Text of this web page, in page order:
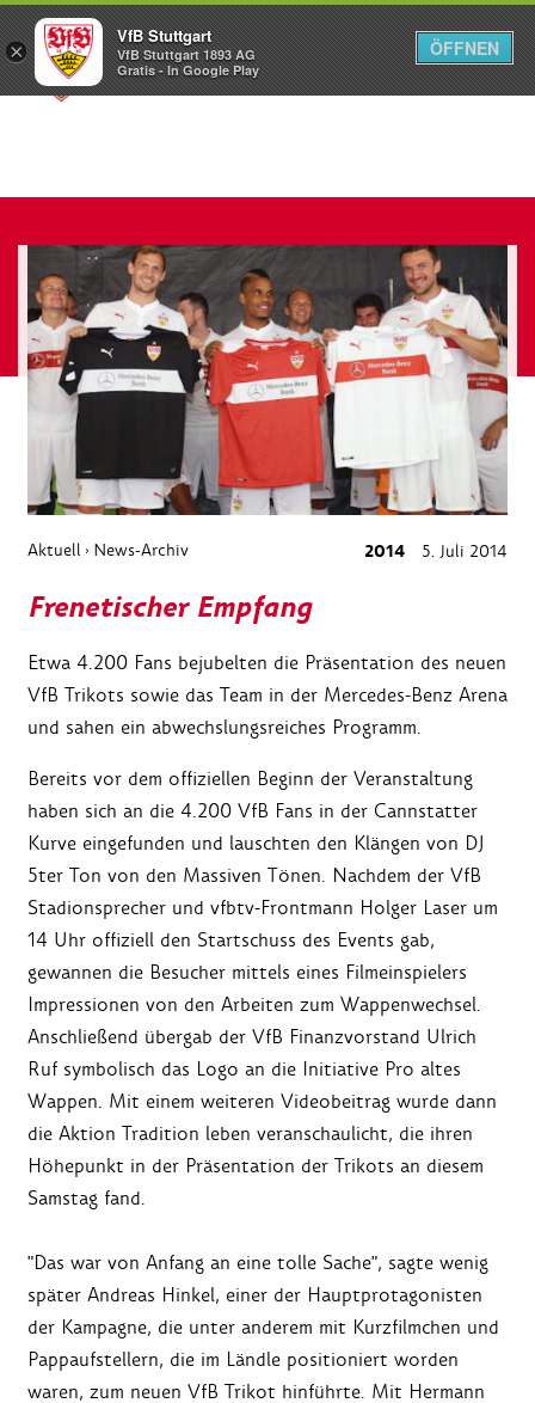
Menü
Aktuell › News-Archiv 2014 5. Juli 2014
Frenetischer Empfang
Etwa 4.200 Fans bejubelten die Präsentation des neuen
VfB Trikots sowie das Team in der Mercedes-Benz Arena
und sahen ein abwechslungsreiches Programm.
Bereits vor dem offiziellen Beginn der Veranstaltung
haben sich an die 4.200 VfB Fans in der Cannstatter
Kurve eingefunden und lauschten den Klängen von DJ
5ter Ton von den Massiven Tönen. Nachdem der VfB
Stadionsprecher und vfbtv-Frontmann Holger Laser um
14 Uhr offiziell den Startschuss des Events gab,
gewannen die Besucher mittels eines Filmeinspielers
Impressionen von den Arbeiten zum Wappenwechsel.
Anschließend übergab der VfB Finanzvorstand Ulrich
Ruf symbolisch das Logo an die Initiative Pro altes
Wappen. Mit einem weiteren Videobeitrag wurde dann
die Aktion Tradition leben veranschaulicht, die ihren
Höhepunkt in der Präsentation der Trikots an diesem
Samstag fand.
"Das war von Anfang an eine tolle Sache", sagte wenig
später Andreas Hinkel, einer der Hauptprotagonisten
der Kampagne, die unter anderem mit Kurzfilmchen und
Pappaufstellern, die im Ländle positioniert worden
waren, zum neuen VfB Trikot hinführte. Mit Hermann
×
VfB Stuttgart
VfB Stuttgart 1893 AG
Gratis - In Google Play
ÖFFNEN